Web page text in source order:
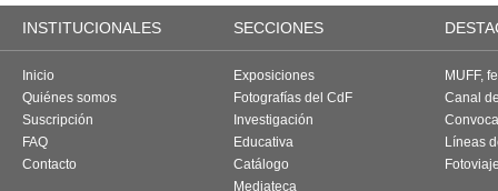
INSTITUCIONALES SECCIONES
Inicio
Quiénes somos
Suscripción
FAQ
Contacto
Exposiciones
Fotografías del CdF
Investigación
Educativa
Catálogo
Mediateca
MUFF,
Canal
Líneas